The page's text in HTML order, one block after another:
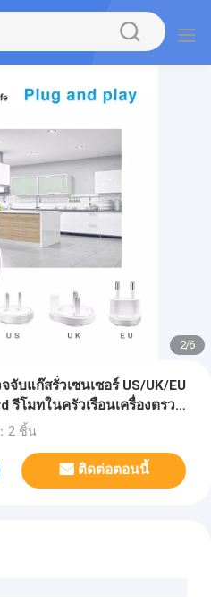
2/6
จับแก๊สรั่วเซนเซอร์ US/UK/EU
รีโมทในครัวเรือนเครื่องตรวจ
2 ชิ้น
ติดต่อตอนนี้